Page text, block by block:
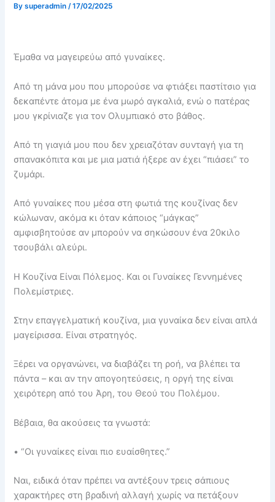
Bysuperadmin/17/02/2025
Έμαθα να μαγειρεύω από γυναίκες.
Από τη μάνα μου που μπορούσε να φτιάξει παστίτσιο για
δεκαπέντε άτομα με ένα μωρό αγκαλιά, ενώ ο πατέρας
μου γκρίνιαζε για τον Ολυμπιακό στο βάθος.
Από τη γιαγιά μου που δεν χρειαζόταν συνταγή για τη
σπανακόπιτα και με μια ματιά ήξερε αν έχει “πιάσει” το
ζυμάρι.
Από γυναίκες που μέσα στη φωτιά της κουζίνας δεν
κώλωναν, ακόμα κι όταν κάποιος “μάγκας”
αμφισβητούσε αν μπορούν να σηκώσουν ένα 20κιλο
τσουβάλι αλεύρι.
Η Κουζίνα Είναι Πόλεμος. Και οι Γυναίκες Γεννημένες
Πολεμίστριες.
Στην επαγγελματική κουζίνα, μια γυναίκα δεν είναι απλά
μαγείρισσα. Είναι στρατηγός.
Ξέρει να οργανώνει, να διαβάζει τη ροή, να βλέπει τα
πάντα – και αν την απογοητεύσεις, η οργή της είναι
χειρότερη από του Άρη, του Θεού του Πολέμου.
Βέβαια, θα ακούσεις τα γνωστά:
• “Οι γυναίκες είναι πιο ευαίσθητες.”
Ναι, ειδικά όταν πρέπει να αντέξουν τρεις σάπιους
χαρακτήρες στη βραδινή αλλαγή χωρίς να πετάξουν